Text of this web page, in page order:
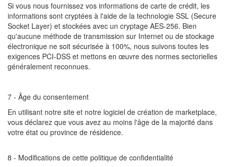
Si vous nous fournissez vos informations de carte de crédit, les
informations sont cryptées à l'aide de la technologie SSL (Secure
Socket Layer) et stockées avec un cryptage AES-256. Bien
qu'aucune méthode de transmission sur Internet ou de stockage
électronique ne soit sécurisée à 100%, nous suivons toutes les
exigences PCI-DSS et mettons en œuvre des normes sectorielles
généralement reconnues.
7 - Âge du consentement
En utilisant notre site et notre logiciel de création de marketplace,
vous déclarez que vous avez au moins l'âge de la majorité dans
votre état ou province de résidence.
8 - Modifications de cette politique de confidentialité